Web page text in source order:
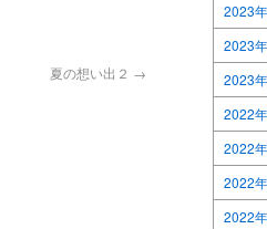
夏の想い出２ →
2023
2023
2023
2022
2022
2022
2022